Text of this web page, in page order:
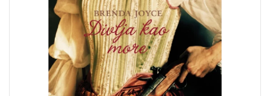
UDŽBENIKE!
KONTAKT
POSEBNA